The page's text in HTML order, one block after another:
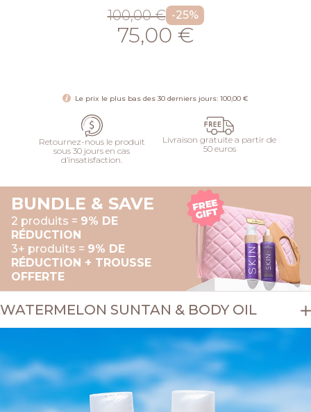
100,00 € -25%
75,00 €
Le prix le plus bas des 30 derniers jours: 100,00 €
Retournez-nous le produit
sous 30 jours en cas
d’insatisfaction.
Livraison gratuite a partir de
50 euros
BUNDLE & SAVE
2 produits = 9% DE
RÉDUCTION
3+ produits = 9% DE
RÉDUCTION + TROUSSE
OFFERTE
WATERMELON SUNTAN & BODY OIL